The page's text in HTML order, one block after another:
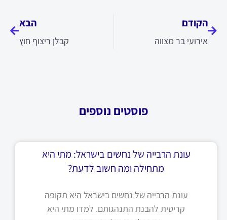
הקודם
אירועי בר מצווה
הבא
קבלן ריצוף חוץ
פוסטים נוספים
עונת הרבייה של נחשים בישראל: מתי היא
מתחילה ומה חשוב לדעת?
עונת הרבייה של נחשים בישראל היא תקופה
קריטית להבנת התנהגותם. למדו מתי היא